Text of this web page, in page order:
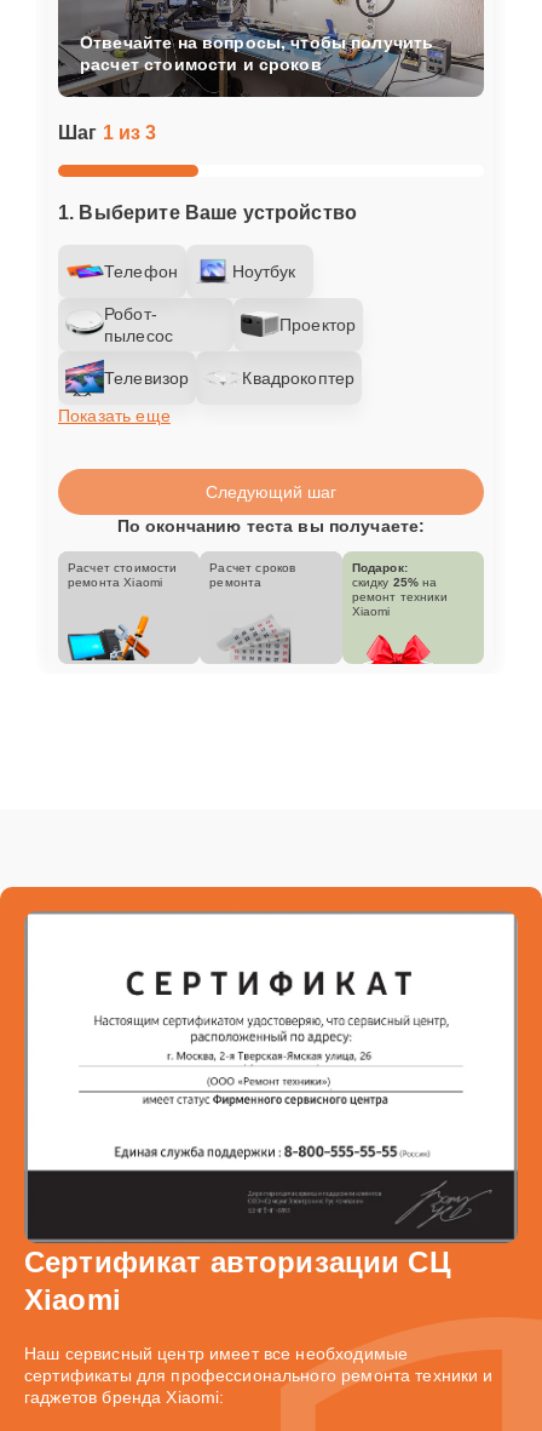
Шаг 1 из 3
1. Выберите Ваше устройство
Телефон Ноутбук
Робот-
пылесос
Проектор
Телевизор
Квадрокоптер
Показать еще
Отвечайте на вопросы, чтобы получить
расчет стоимости и сроков
Следующий шаг
По окончанию теста вы получаете:
Расчет стоимости
ремонта Xiaomi
Расчет сроков
ремонта
Подарок:
скидку 25% на
ремонт техники
Xiaomi
Сертификат авторизации СЦ
Xiaomi
Наш сервисный центр имеет все необходимые
сертификаты для профессионального ремонта техники и
гаджетов бренда Xiaomi: